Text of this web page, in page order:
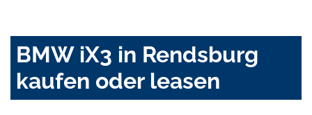
BMW iX3 in Rendsburg
kaufen oder leasen